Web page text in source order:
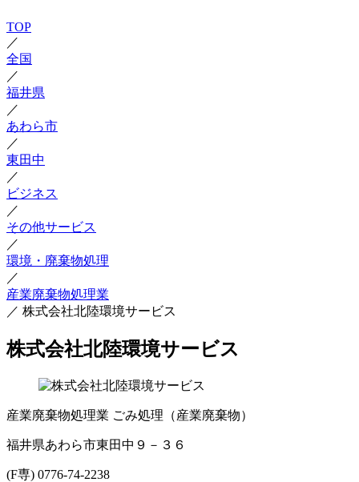
TOP
／
全国
／
福井県
／
あわら市
／
東田中
／
ビジネス
／
その他サービス
／
環境・廃棄物処理
／
産業廃棄物処理業
／ 株式会社北陸環境サービス
株式会社北陸環境サービス
産業廃棄物処理業 ごみ処理（産業廃棄物）
福井県あわら市東田中９－３６
(F専) 0776-74-2238